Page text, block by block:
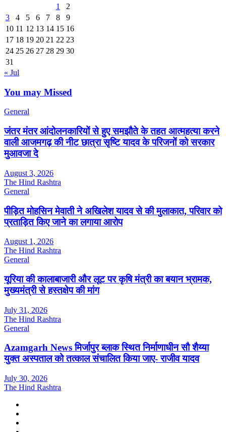
1
2
3
4 5 6 7 8
9
10 11 12 13 14 15 16
17 18 19 20 21 22 23
24 25 26 27 28 29 30
31
« Jul
You may Missed
General
जंतर मंतर आंदोलनकारियों से हुए समझौते के तहत आत्महत्या करने
वाली आजमगढ़ की नीट छात्रा सृष्टि यादव के परिजनों को सरकार
मुआवजा दे
August 3, 2026
The Hind Rashtra
General
पीड़ित मोहसिन मेवाती ने अखिलेश यादव से की मुलाकात, परिवार को
प्रताड़ित किए जाने का लगाया आरोप
August 1, 2026
The Hind Rashtra
General
यूरिया की कालाबाजारी और लूट पर कृषि मंत्री का बयान भ्रामक,
मुख्यमंत्री से हस्तक्षेप की मांग
July 31, 2026
The Hind Rashtra
General
Azamgarh News मिर्जापुर ब्लाक स्थित निर्माणाधीन सौ शैय्या
युक्त अस्पताल को तत्काल संचालित किया जाए- राजीव यादव
July 30, 2026
The Hind Rashtra